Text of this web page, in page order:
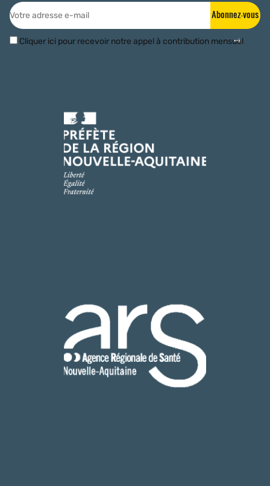
Abonnez-vous
Cliquer ici pour recevoir notre appel à contribution mensuel